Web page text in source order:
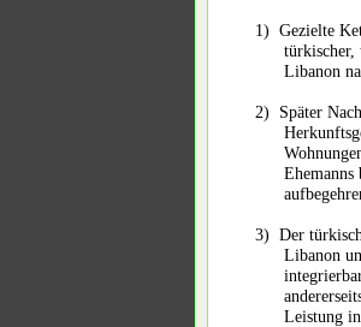
1) Gezielte
türkischer,
Libanon
2)
Später
3) Der
Libanon
Leistung